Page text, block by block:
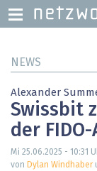
zumNEWS
Alexander
Swissbit
der
Mi 25.06.2025 - 10:31
von Dylan Windhaber